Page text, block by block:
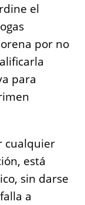
el
por no
para
cualquier
está
sin darse
a